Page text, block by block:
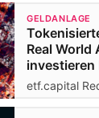
GELDANLAGE
Real World
investieren
etf.capital